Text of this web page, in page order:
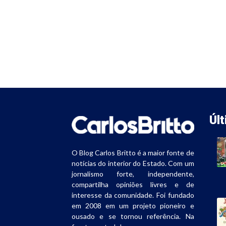
O Blog Carlos Britto é a maior fonte de
notícias do interior do Estado. Com um
jornalismo forte, independente,
compartilha opiniões livres e de
interesse da comunidade. Foi fundado
em 2008 em um projeto pioneiro e
ousado e se tornou referência. Na